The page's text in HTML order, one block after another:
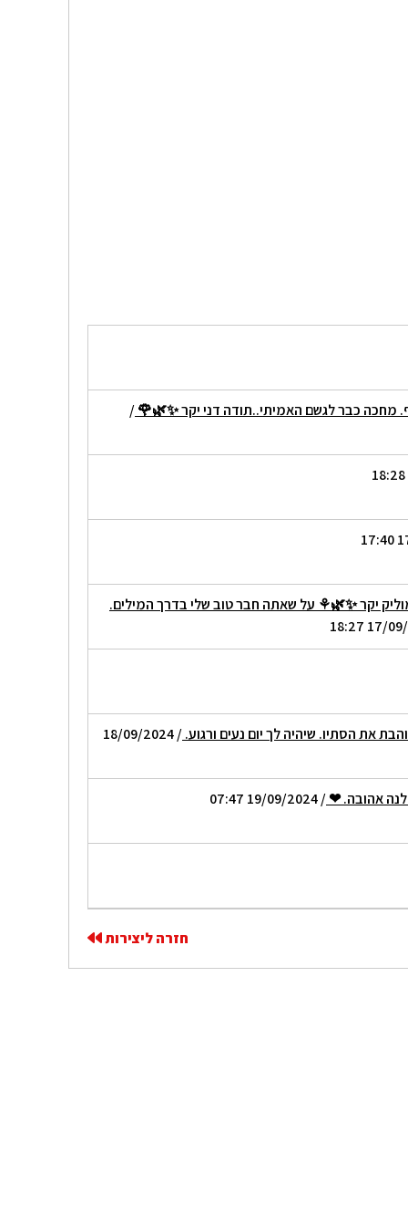
כבר לגשם האמיתי..תודה דני יקר ✨️🌿🌹/
יקר ✨️🌿⚘️ על שאתה חבר טוב שלי בדרך המילים.
את הסתיו. שיהיה לך יום נעים ורגוע.
/ 18/09/2024
לנה אהובה. ❤/ 19/09/2024 07:47
חזרה ליצירות